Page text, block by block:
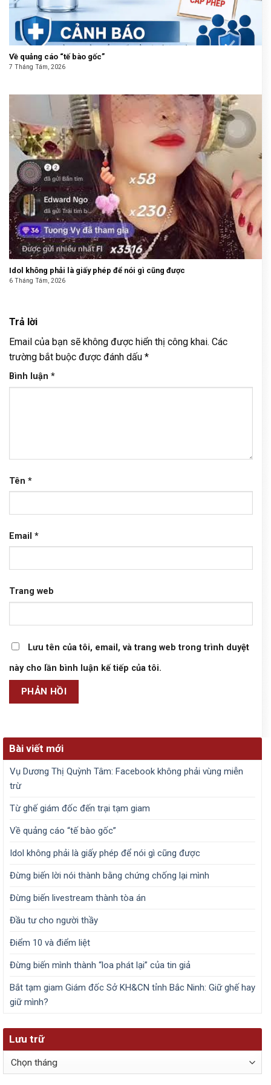
Về quảng cáo “tế bào gốc”
7 Tháng Tám, 2026
Idol không phải là giấy phép để nói gì cũng được
6 Tháng Tám, 2026
Trả lời
Email của bạn sẽ không được hiển thị công khai. Các
trường bắt buộc được đánh dấu *
Bình luận *
Tên *
Email *
Trang web
Lưu tên của tôi, email, và trang web trong trình duyệt
này cho lần bình luận kế tiếp của tôi.
Bài viết mới
Vụ Dương Thị Quỳnh Tâm: Facebook không phải vùng miễn
trừ
Từ ghế giám đốc đến trại tạm giam
Về quảng cáo “tế bào gốc”
Idol không phải là giấy phép để nói gì cũng được
Đừng biến lời nói thành bằng chứng chống lại mình
Đừng biến livestream thành tòa án
Đầu tư cho người thầy
Điểm 10 và điểm liệt
Đừng biến mình thành “loa phát lại” của tin giả
Bắt tạm giam Giám đốc Sở KH&CN tỉnh Bắc Ninh: Giữ ghế hay
giữ mình?
Lưu trữ
Lưu